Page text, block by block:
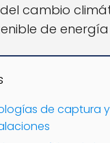
cambio
de
de captura